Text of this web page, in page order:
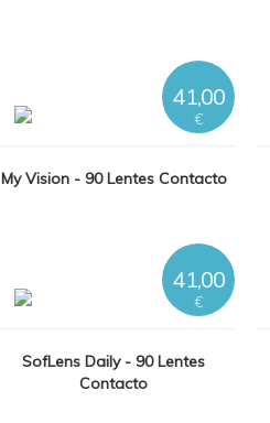
My Vision - 90 Lentes Contacto
41,00
€
SofLens Daily - 90 Lentes
Contacto
41,00
€